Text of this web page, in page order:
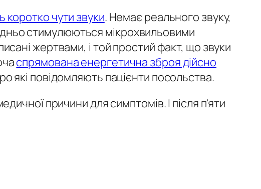
коротко чути звуки. Немає реального звуку,
стимулюються мікрохвильовими
жертвами, і той простий факт, що звуки
спрямована енергетична зброя дійсно
які повідомляють пацієнти посольства.
причини для симптомів. І після п'яти